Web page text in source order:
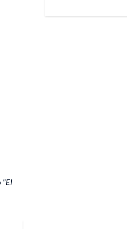
"El